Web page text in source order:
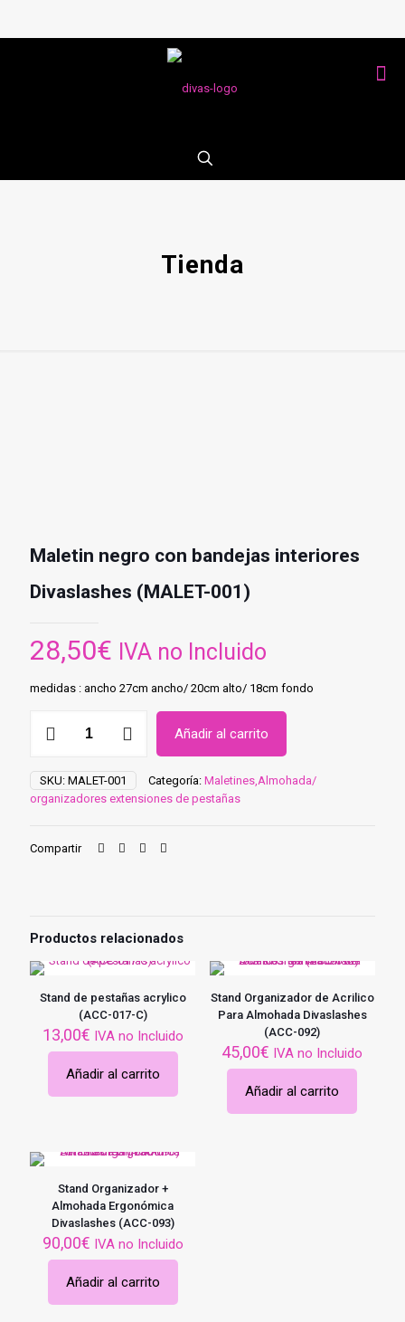
Tienda
Maletin negro con bandejas interiores
Divaslashes (MALET-001)
28,50€ IVA no Incluido
medidas : ancho 27cm ancho/ 20cm alto/ 18cm fondo
bandejas
interiores
Divaslashes
cantidad
Añadir al carrito
SKU: MALET-001 Categoría: Maletines,Almohada/
organizadores extensiones de pestañas
Compartir
Productos relacionados
Stand de pestañas acrylico
(ACC-017-C)
13,00€ IVA no Incluido
Añadir al carrito
Stand Organizador de Acrilico
Para Almohada Divaslashes
(ACC-092)
45,00€ IVA no Incluido
Añadir al carrito
Stand Organizador +
Almohada Ergonómica
Divaslashes (ACC-093)
90,00€ IVA no Incluido
Añadir al carrito